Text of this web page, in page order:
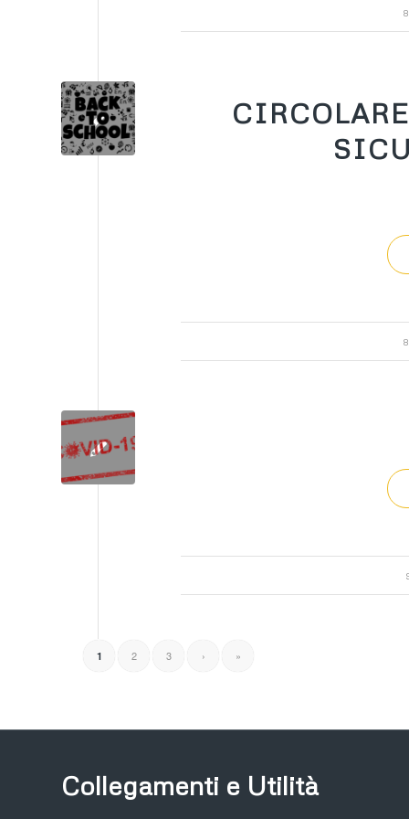
1 2 3 › »
Collegamenti e Utilità